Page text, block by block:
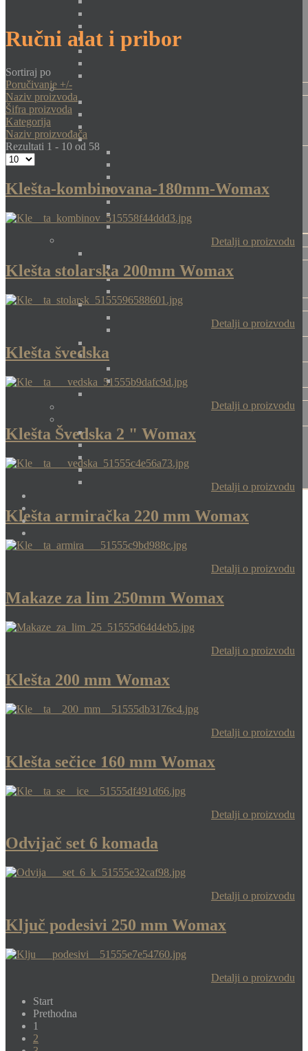
Ručni alat i pribor
Sortiraj po
Poručivanje +/-
Naziv proizvoda
Šifra proizvoda
Kategorija
Naziv proizvođača
Rezultati 1 - 10 od 58
Klešta-kombinovana-180mm-Womax
Detalji o proizvodu
Klešta stolarska 200mm Womax
Detalji o proizvodu
Klešta švedska
Detalji o proizvodu
Klešta Švedska 2 " Womax
Detalji o proizvodu
Klešta armiračka 220 mm Womax
Detalji o proizvodu
Makaze za lim 250mm Womax
Detalji o proizvodu
Klešta 200 mm Womax
Detalji o proizvodu
Klešta sečice 160 mm Womax
Detalji o proizvodu
Odvijač set 6 komada
Detalji o proizvodu
Ključ podesivi 250 mm Womax
Detalji o proizvodu
Start
Prethodna
1
2